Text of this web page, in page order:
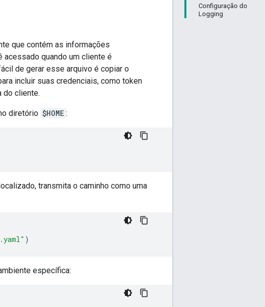
Configuração do
Logging
que contém as informações
quando um cliente é
de gerar esse arquivo é copiar o
incluir suas credenciais, como token
do cliente.
diretório $HOME :
transmita o caminho como uma
)
específica: